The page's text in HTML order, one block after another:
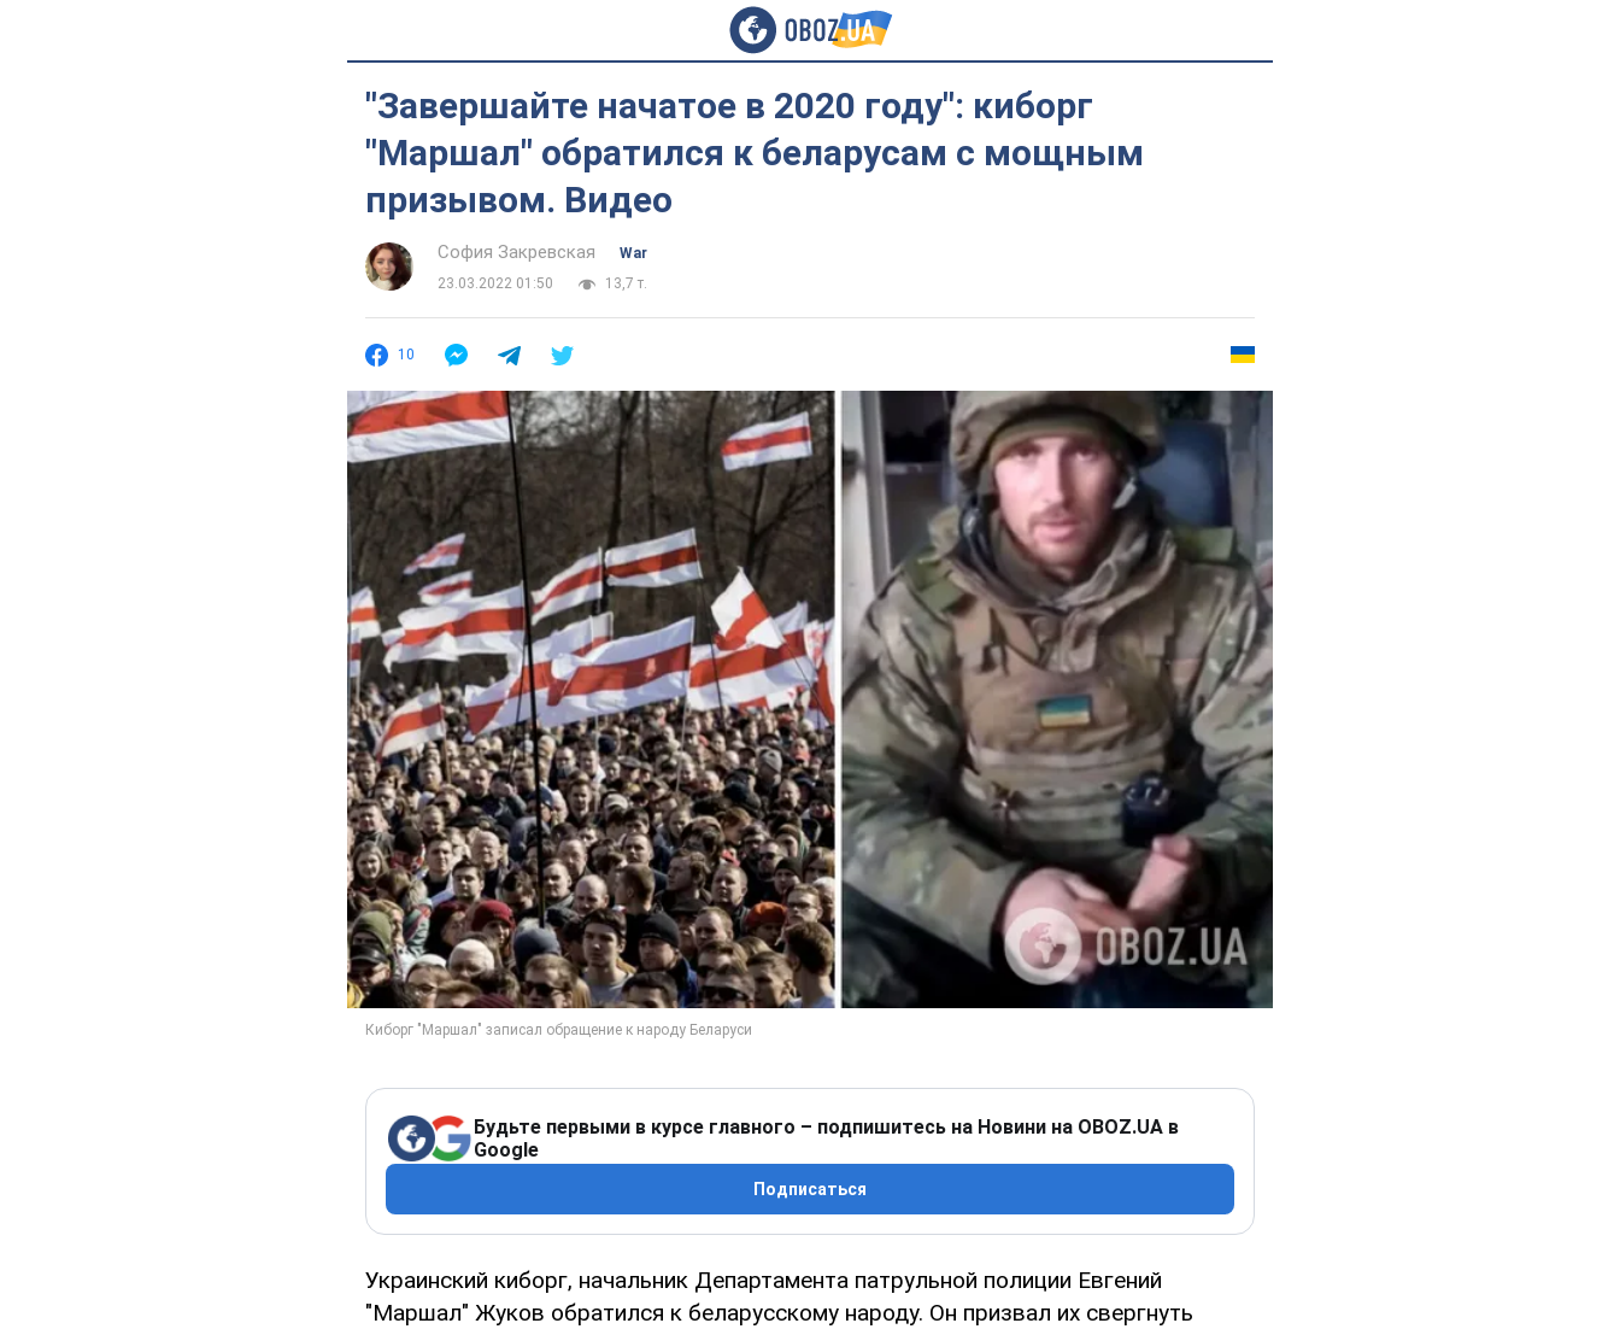
"Завершайте начатое в 2020 году": киборг
"Маршал" обратился к беларусам с мощным
призывом. Видео
София Закревская
War
23.03.2022 01:50
13,7 т.
10
Будьте первыми в курсе главного – подпишитесь на Новини на OBOZ.UA в
Google
Подписаться
Украинский киборг, начальник Департамента патрульной полиции Евгений
"Маршал" Жуков обратился к беларусскому народу. Он призвал их свергнуть